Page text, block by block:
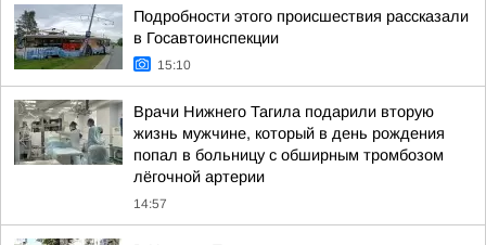
Подробности этого происшествия рассказали
в Госавтоинспекции
15:10
Врачи Нижнего Тагила подарили вторую
жизнь мужчине, который в день рождения
попал в больницу с обширным тромбозом
лёгочной артерии
14:57